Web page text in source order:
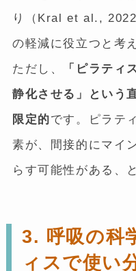
り（Kral et al.,
の軽減に役立つと考
ただし、
「ピラティ
静化させる」という
限定的です。ピラテ
素が、間接的にマイ
らす可能性がある、
3. 呼吸の科
ィスで使い